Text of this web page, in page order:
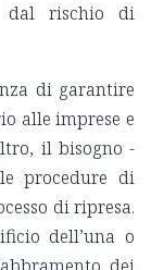
dal rischio di
di garantire
alle imprese e
il bisogno -
procedure di
di ripresa.
dell’una o